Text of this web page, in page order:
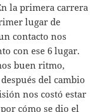
la primera carrera
lugar de
contacto nos
con ese 6 lugar.
buen ritmo,
del cambio
nos costó estar
cómo se dio el